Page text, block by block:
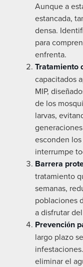
Aunque a
estancada,
densa.
para
enfrenta.
Tratamiento
capacitados
MIP,
de los
larvas,
esconden
interrumpe
Barrera
tratamiento
semanas,
poblaciones
a disfrutar
Prevención
largo plazo
eliminar el